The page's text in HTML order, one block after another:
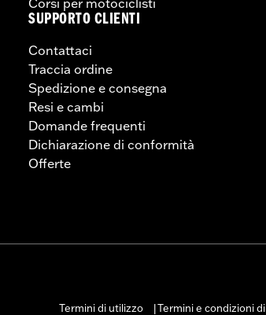
SUPPORTO CLIENTI
Contattaci
Traccia ordine
Spedizione e consegna
Resi e cambi
Domande frequenti
Dichiarazione di conformità
Offerte
Termini di utilizzo
Termini e condizioni